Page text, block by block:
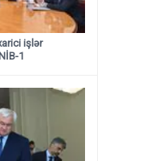
işlər
1